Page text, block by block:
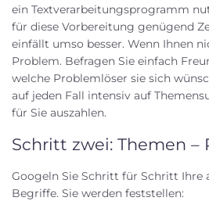
ein Textverarbeitungsprogramm
für diese Vorbereitung genügend
einfällt umso besser. Wenn Ihnen
Problem. Befragen Sie einfach
welche Problemlöser sie sich
auf jeden Fall intensiv auf
für Sie auszahlen.
Schritt zwei: Themen –
Googeln Sie Schritt für Schritt Ihre
Begriffe. Sie werden feststellen: